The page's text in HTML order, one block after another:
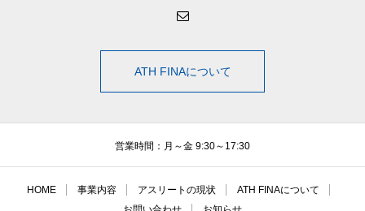
ATH FINAについて
営業時間：月～金 9:30～17:30
HOME 事業内容 アスリートの現状
ATH FINAについて